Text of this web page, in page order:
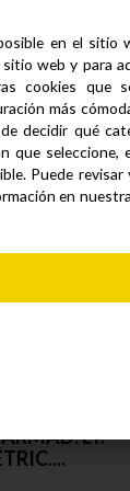
LT.
en el sitio
web y para
cookies que
más
decidir qué
que seleccione,
Puede revisar
en nuestra